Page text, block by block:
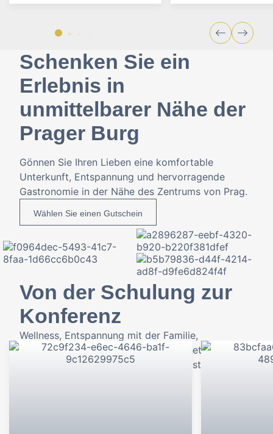
Schenken Sie ein
Erlebnis in
unmittelbarer Nähe der
Prager Burg
Gönnen Sie Ihren Lieben eine komfortable
Unterkunft, Entspannung und hervorragende
Gastronomie in der Nähe des Zentrums von Prag.
Wählen Sie einen Gutschein
Von der Schulung zur
Konferenz
Wellness, Entspannung mit der Familie,
Firmenkonferenzen oder ausgezeichnete
Gastronomie. Wir bieten alle Dienstleistungen für